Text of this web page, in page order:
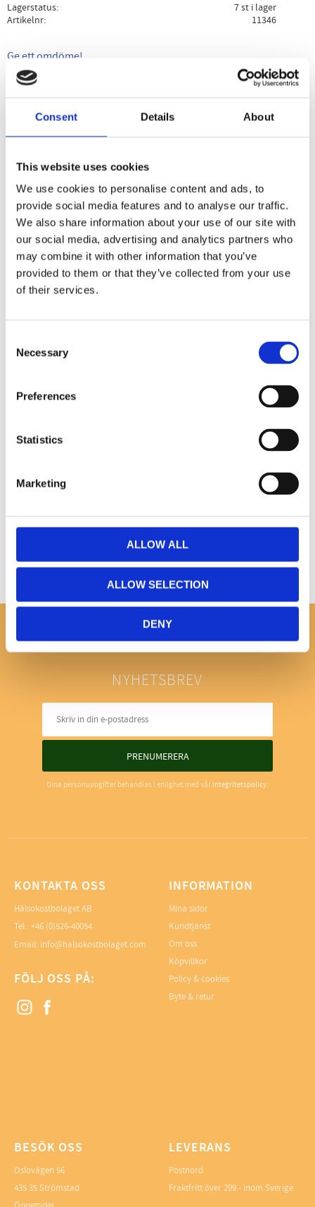
Consent Details About
This website uses cookies
We use cookies to personalise content and ads, to
provide social media features and to analyse our traffic.
We also share information about your use of our site with
our social media, advertising and analytics partners who
may combine it with other information that you’ve
provided to them or that they’ve collected from your use
of their services.
Selection
Necessary
Preferences
Statistics
Marketing
ALLOW ALL
ALLOW SELECTION
DENY
Lagerstatus
7 st i lager
Artikelnr
11346
Ge ett omdöme!
bivax och traditionella indianska örter såsom salvia,
johannesört och kamomill samt fullständigt naturliga
eteriska aromessenser. Öronljusen ger dig avkoppling,
avspänning, frigöring och ny energi.
Dela med dig
Omdömen
NYHETSBREV
PRENUMERERA
Dina personuppgifter behandlas i enlighet med vår integritetspolicy.
KONTAKTA OSS
Hälsokostbolaget AB
Tel.: +46 (0)526-40054
Email: info@halsokostbolaget.com
FÖLJ OSS PÅ:
INFORMATION
Mina sidor
Kundtjänst
Om oss
Köpvillkor
Policy & cookies
Byte & retur
BESÖK OSS
Oslovägen 56
435 35 Strömstad
LEVERANS
Postnord
Fraktfritt över 299.- inom Sverige